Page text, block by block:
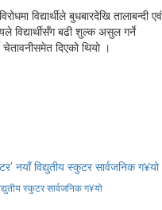
विद्यार्थीले बुधबारदेखि तालाबन्दी एवं
विद्यार्थीसँग बढी शुल्क असुल गर्ने
दिएको थियो ।
स्कुटर सार्वजनिक ग¥यो